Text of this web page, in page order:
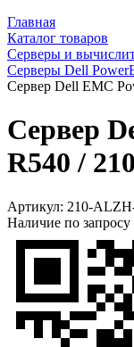
Главная
Каталог товаров
Серверы и
Серверы Dell
Сервер Dell EMC
Сервер
R540 /
Артикул: 210-
Наличие по запросу